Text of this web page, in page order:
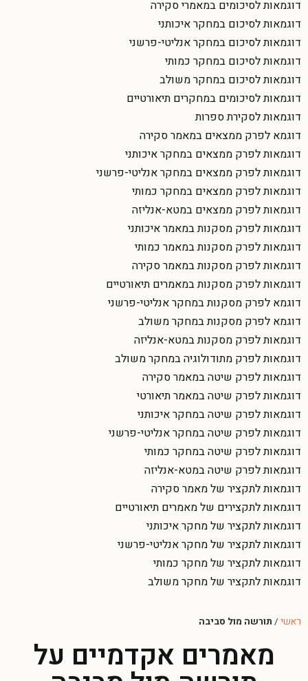
דוגמאות לסיכומים במאמרי סקירה
דוגמאות לסיכום במחקר איכותני
דוגמאות לסיכום במחקר אנליטי-פרשני
דוגמאות לסיכום במחקר כמותי
דוגמאות לסיכום במחקר משולב
דוגמאות לסיכומים במחקרים תיאורטיים
דוגמאות לסקירת ספרות
דוגמא לפרק ממצאים במאמר סקירה
דוגמאות לפרק ממצאים במחקר איכותני
דוגמאות לפרק ממצאים במחקר אנליטי-פרשני
דוגמאות לפרק ממצאים במחקר כמותי
דוגמאות לפרק ממצאים במטא-אנליזה
דוגמאות לפרק מסקנות במאמר איכותני
דוגמאות לפרק מסקנות במאמר כמותי
דוגמאות לפרק מסקנות במאמר סקירה
דוגמאות לפרק מסקנות במאמרים תיאורטיים
דוגמא לפרק מסקנות במחקר אנליטי-פרשני
דוגמא לפרק מסקנות במחקר משולב
דוגמאות לפרק מסקנות במטא-אנליזה
דוגמאות לפרק מתודולוגיה במחקר משולב
דוגמאות לפרק שיטה במאמר סקירה
דוגמאות לפרק שיטה במאמר תיאורטי
דוגמאות לפרק שיטה במחקר איכותני
דוגמאות לפרק שיטה במחקר אנליטי-פרשני
דוגמאות לפרק שיטה במחקר כמותי
דוגמאות לפרק שיטה במטא-אנליזה
דוגמאות לתקציר של מאמר סקירה
דוגמאות לתקצירים של מאמרים תיאורטיים
דוגמאות לתקציר של מחקר איכותני
דוגמאות לתקציר של מחקר אנליטי-פרשני
דוגמאות לתקציר של מחקר כמותי
דוגמאות לתקציר של מחקר משולב
ראשי / תורשה מול סביבה
מאמרים אקדמיים על